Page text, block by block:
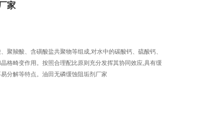
家
聚羧酸、含磺酸盐共聚物等组成,对水中的碳酸钙、硫酸钙、
格畸变作用。按照合理配比原则充分发挥其协同效应,具有缓
分解等特点。油田无磷缓蚀阻垢剂厂家